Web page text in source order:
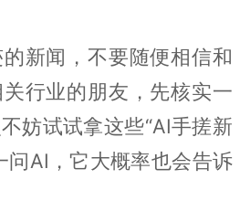
新闻，不要随便相信和
行业的朋友，先核实一
妨试试拿这些“AI手搓新
问AI，它大概率也会告诉